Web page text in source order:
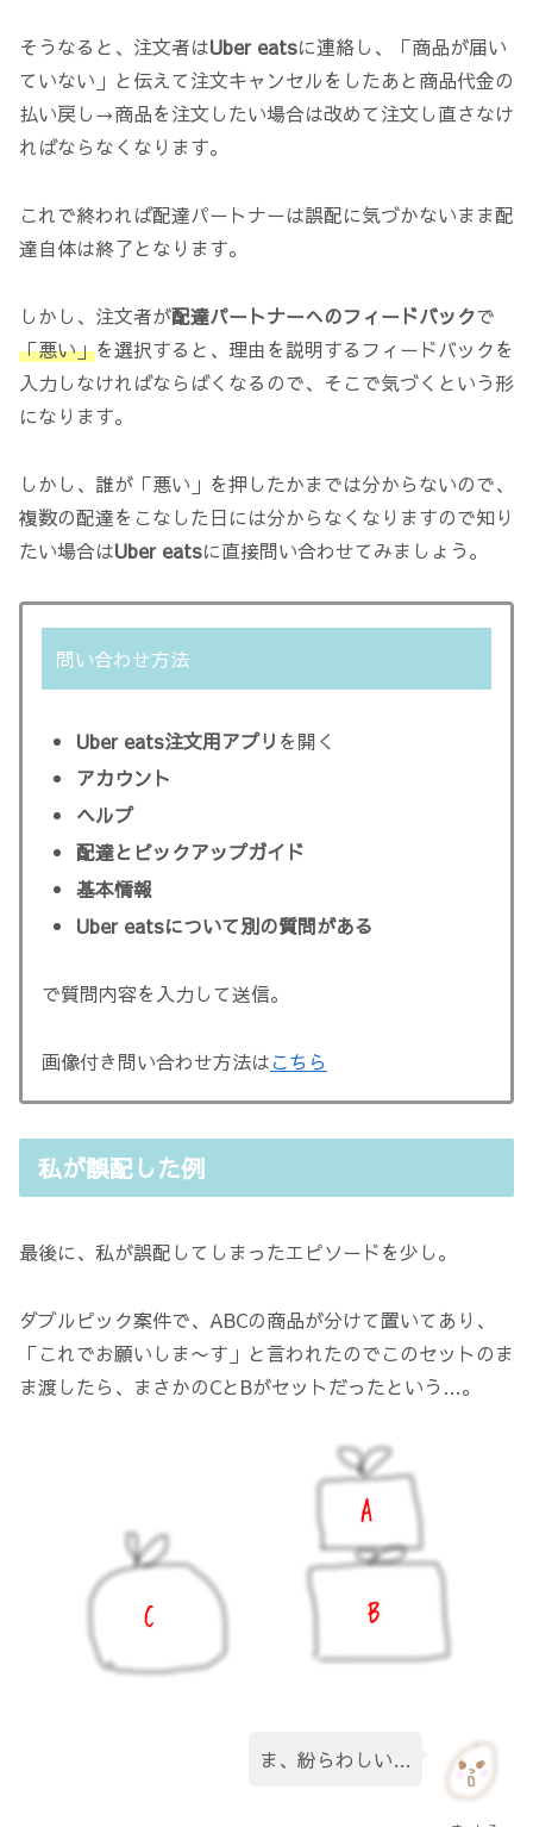
そうなると、注文者はUber eatsに連絡し、「商品が届い
ていない」と伝えて注文キャンセルをしたあと商品代金の
払い戻し→商品を注文したい場合は改めて注文し直さなけ
ればならなくなります。
これで終われば配達パートナーは誤配に気づかないまま配
達自体は終了となります。
しかし、注文者が配達パートナーへのフィードバックで
「悪い」を選択すると、理由を説明するフィードバックを
入力しなければならばくなるので、そこで気づくという形
になります。
しかし、誰が「悪い」を押したかまでは分からないので、
複数の配達をこなした日には分からなくなりますので知り
たい場合はUber eatsに直接問い合わせてみましょう。
問い合わせ方法
Uber eats注文用アプリ を開く
アカウント
ヘルプ
配達とピックアップガイド
基本情報
Uber eatsについて別の質問がある
で質問内容を入力して送信。
画像付き問い合わせ方法はこちら
私が誤配した例
最後に、私が誤配してしまったエピソードを少し。
ダブルピック案件で、ABCの商品が分けて置いてあり、
「これでお願いしま〜す」と言われたのでこのセットのま
ま渡したら、まさかのCとBがセットだったという…。
ま、紛らわしい…